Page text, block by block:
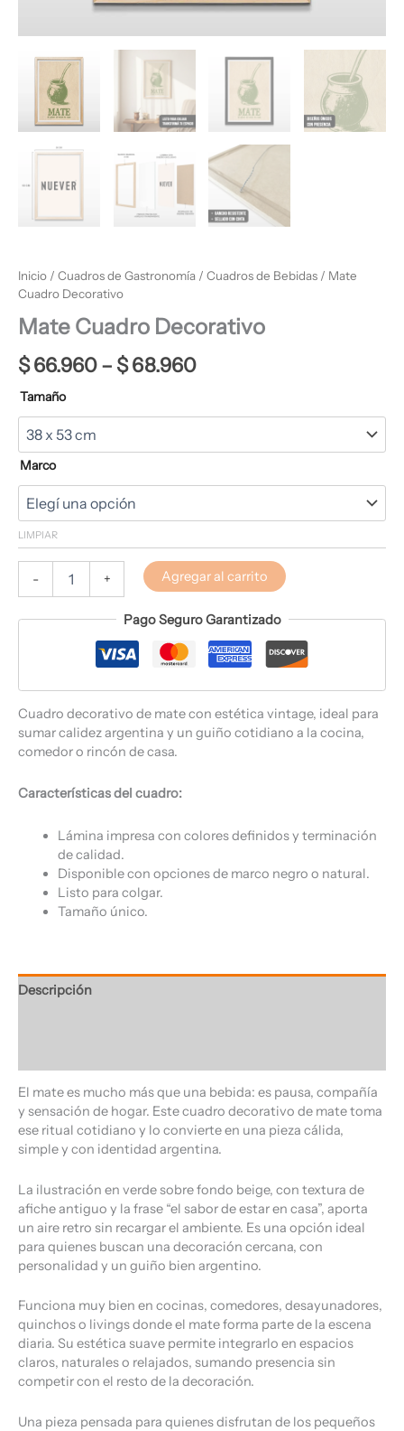
Inicio / Cuadros de Gastronomía / Cuadros de Bebidas / Mate
Cuadro Decorativo
Mate Cuadro Decorativo
$66.960– $68.960
Tamaño
Marco
LIMPIAR
- + Agregar al carrito
Pago Seguro Garantizado
Cuadro decorativo de mate con estética vintage, ideal para
sumar calidez argentina y un guiño cotidiano a la cocina,
comedor o rincón de casa.
Características del cuadro:
Lámina impresa con colores definidos y terminación
de calidad.
Disponible con opciones de marco negro o natural.
Listo para colgar.
Tamaño único.
Descripción
El mate es mucho más que una bebida: es pausa, compañía
y sensación de hogar. Este cuadro decorativo de mate toma
ese ritual cotidiano y lo convierte en una pieza cálida,
simple y con identidad argentina.
La ilustración en verde sobre fondo beige, con textura de
afiche antiguo y la frase “el sabor de estar en casa”, aporta
un aire retro sin recargar el ambiente. Es una opción ideal
para quienes buscan una decoración cercana, con
personalidad y un guiño bien argentino.
Funciona muy bien en cocinas, comedores, desayunadores,
quinchos o livings donde el mate forma parte de la escena
diaria. Su estética suave permite integrarlo en espacios
claros, naturales o relajados, sumando presencia sin
competir con el resto de la decoración.
Una pieza pensada para quienes disfrutan de los pequeños